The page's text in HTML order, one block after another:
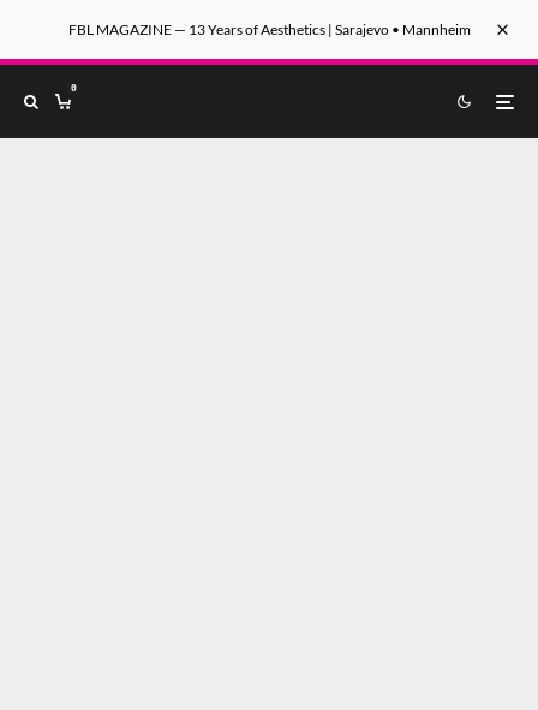
FBL MAGAZINE — 13 Years of Aesthetics | Sarajevo • Mannheim
0